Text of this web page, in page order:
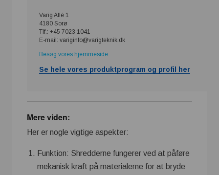
Varig Allé 1
4180 Sorø
Tlf.: +45 7023 1041
E-mail: variginfo@varigteknik.dk
Besøg vores hjemmeside
Se hele vores produktprogram og profil her
Mere viden:
Her er nogle vigtige aspekter:
Funktion: Shredderne fungerer ved at påføre
mekanisk kraft på materialerne for at bryde